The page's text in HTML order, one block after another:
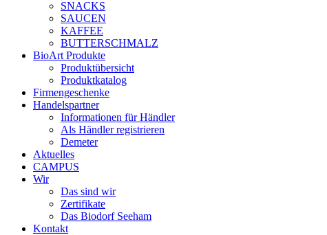
SNACKS
SAUCEN
KAFFEE
BUTTERSCHMALZ
BioArt Produkte
Produktübersicht
Produktkatalog
Firmengeschenke
Handelspartner
Informationen für Händler
Als Händler registrieren
Demeter
Aktuelles
CAMPUS
Wir
Das sind wir
Zertifikate
Das Biodorf Seeham
Kontakt